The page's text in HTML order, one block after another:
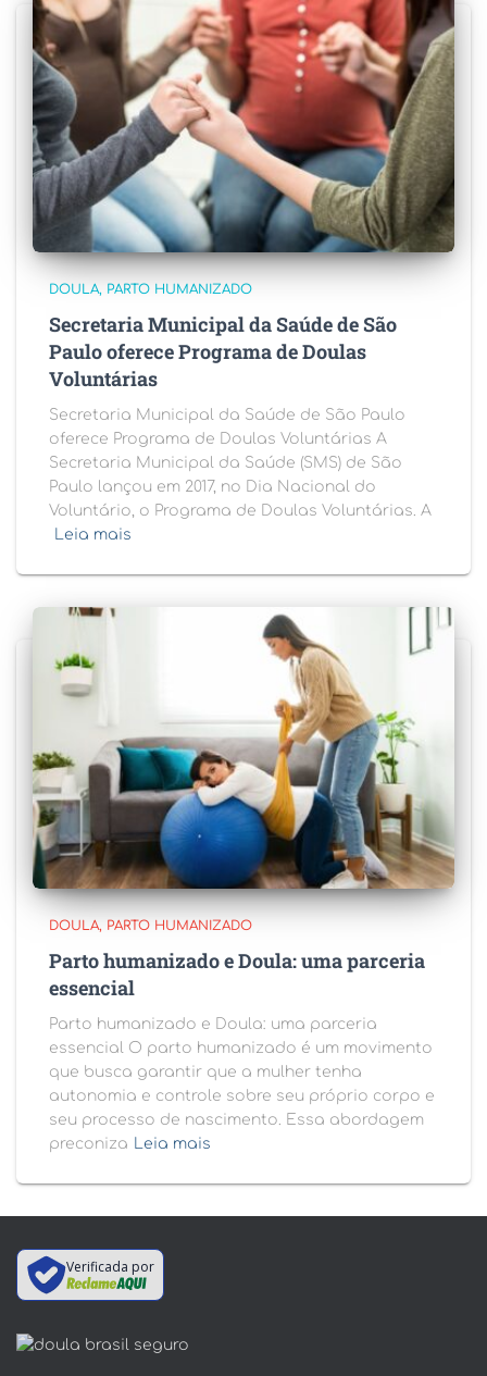
DOULA PARTO HUMANIZADO
Secretaria Municipal da Saúde de São
Paulo oferece Programa de Doulas
Voluntárias
Secretaria Municipal da Saúde de São Paulo
oferece Programa de Doulas Voluntárias A
Secretaria Municipal da Saúde (SMS) de São
Paulo lançou em 2017, no Dia Nacional do
Voluntário, o Programa de Doulas Voluntárias. A
Leia mais
DOULA PARTO HUMANIZADO
Parto humanizado e Doula: uma parceria
essencial
Parto humanizado e Doula: uma parceria
essencial O parto humanizado é um movimento
que busca garantir que a mulher tenha
autonomia e controle sobre seu próprio corpo e
seu processo de nascimento. Essa abordagem
preconiza Leia mais
Verificada por